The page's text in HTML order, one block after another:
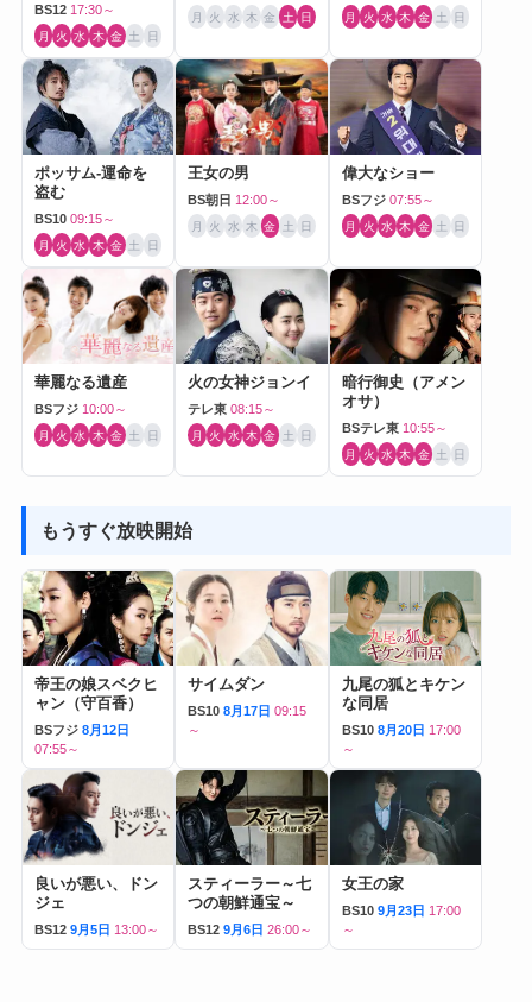
BS12 17:30～
月 火 水 木 金 土 日
月 火 水 木 金 土 日 月 火 水 木 金 土 日
ポッサム-運命を
盗む
BS10 09:15～
月 火 水 木 金 土 日
王女の男
BS朝日 12:00～
月 火 水 木 金 土 日
偉大なショー
BSフジ 07:55～
月 火 水 木 金 土 日
華麗なる遺産
BSフジ 10:00～
月 火 水 木 金 土 日
火の女神ジョンイ
テレ東 08:15～
月 火 水 木 金 土 日
暗行御史（アメン
オサ）
BSテレ東 10:55～
月 火 水 木 金 土 日
もうすぐ放映開始
帝王の娘スベクヒ
ャン（守百香）
BSフジ 8月12日
07:55～
サイムダン
BS10 8月17日 09:15
～
九尾の狐とキケン
な同居
BS10 8月20日 17:00
～
良いが悪い、ドン
ジェ
BS12 9月5日 13:00～
スティーラー～七
つの朝鮮通宝～
BS12 9月6日 26:00～
女王の家
BS10 9月23日 17:00
～